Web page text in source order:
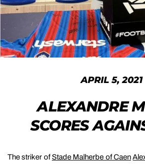
APRIL 5, 2021
ALEXANDRE
SCORES
The striker ofStade Malherbe of Caen